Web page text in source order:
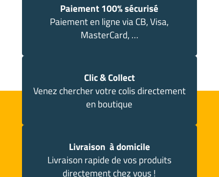
Paiement 100% sécurisé
Paiement en ligne via CB, Visa,
MasterCard, …
Clic & Collect
Venez chercher votre colis directement
en boutique
Livraison à domicile
Livraison rapide de vos produits
directement chez vous !